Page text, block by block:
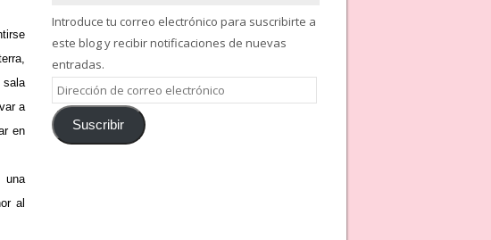
a
en
una
al
Introduce tu correo electrónico para suscribirte a
este blog y recibir notificaciones de nuevas
entradas.
Dirección
de
correoSuscribir